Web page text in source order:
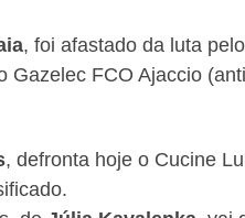
, foi afastado da luta
Gazelec FCO Ajaccio
, defronta hoje o Cucine